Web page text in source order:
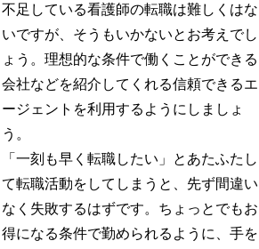
不足している看護師の転職は難しくはな
いですが、そうもいかないとお考えでし
ょう。理想的な条件で働くことができる
会社などを紹介してくれる信頼できるエ
ージェントを利用するようにしましょ
う。
「一刻も早く転職したい」とあたふたし
て転職活動をしてしまうと、先ず間違い
なく失敗するはずです。ちょっとでもお
得になる条件で勤められるように、手を